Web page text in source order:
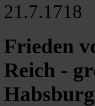
21.7.1718
Frieden
Reich -